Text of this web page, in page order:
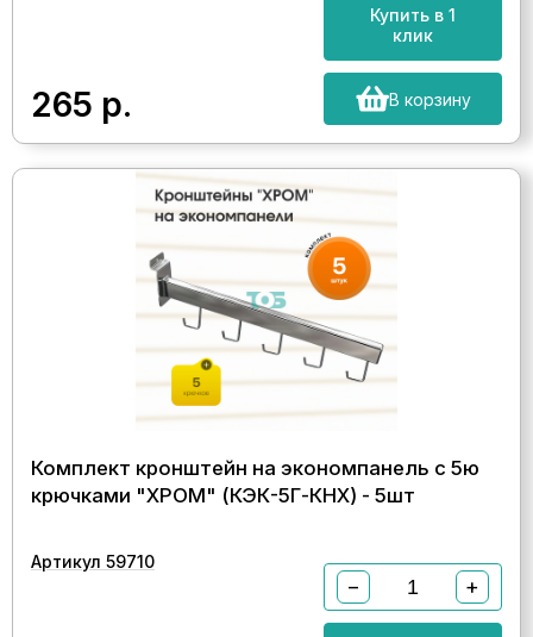
265 р.
Купить в 1
клик
В корзину
Комплект кронштейн на экономпанель с 5ю
крючками "ХРОМ" (КЭК-5Г-КНХ) - 5шт
Артикул 59710
− +